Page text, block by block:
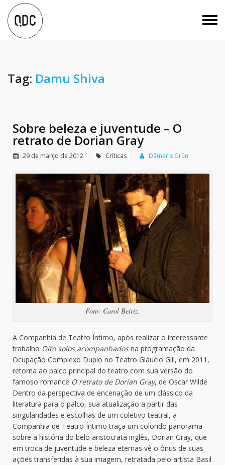
Tag: Damu Shiva
Sobre beleza e juventude – O
retrato de Dorian Gray
29 de março de 2012 Críticas Dâmaris Grün
Foto: Carol Beiriz.
A Companhia de Teatro Íntimo, após realizar o interessante
trabalho Oito solos acompanhadosna programação da
Ocupação Complexo Duplo no Teatro Gláucio Gill, em 2011,
retorna ao palco principal do teatro com sua versão do
famoso romance O retrato de Dorian Gray, de Oscar Wilde.
Dentro da perspectiva de encenação de um clássico da
literatura para o palco, sua atualização a partir das
singularidades e escolhas de um coletivo teatral, a
Companhia de Teatro Íntimo traça um colorido panorama
sobre a história do belo aristocrata inglês, Dorian Gray, que
em troca de juventude e beleza eternas vê o ônus de suas
ações transferidas à sua imagem, retratada pelo artista Basil